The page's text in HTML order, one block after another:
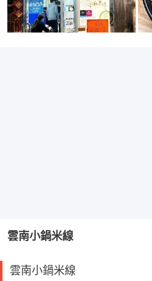
雲南小鍋米線
雲南小鍋米線